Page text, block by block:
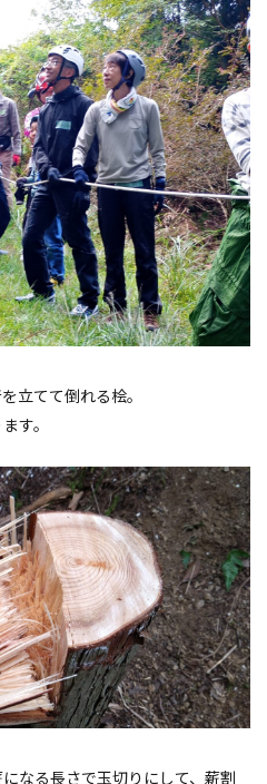
立てて倒れる桧。
す。
なる長さで玉切りにして、薪割